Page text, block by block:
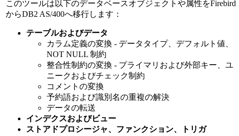
このツールは以下のデータベースオブジェクトや属性をFirebird
からDB2 AS/400へ移行します：
テーブルおよびデータ
カラム定義の変換 - データタイプ、デフォルト値、
NOT NULL 制約
整合性制約の変換 - プライマリおよび外部キー、ユ
ニークおよびチェック制約
コメントの変換
予約語および識別名の重複の解決
データの転送
インデクスおよびビュー
ストアドプロシージャ、ファンクション、トリガ